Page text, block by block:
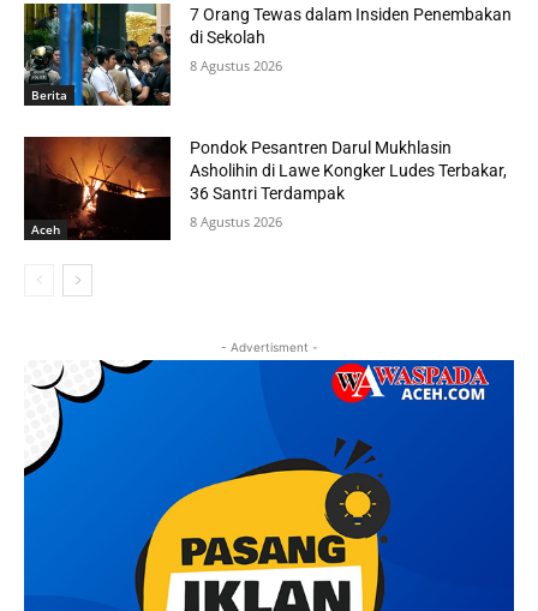
Berita
7 Orang Tewas dalam Insiden Penembakan
di Sekolah
8 Agustus 2026
Aceh
Pondok Pesantren Darul Mukhlasin
Asholihin di Lawe Kongker Ludes Terbakar,
36 Santri Terdampak
8 Agustus 2026
- Advertisment -